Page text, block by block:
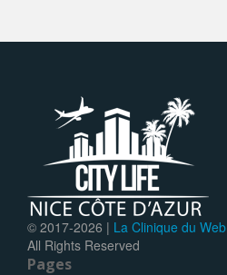
© 2017-2026 | La Clinique du Web
All Rights Reserved
Pages